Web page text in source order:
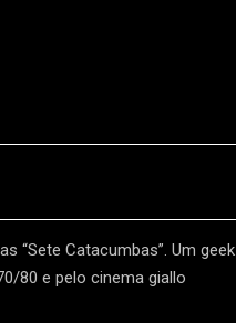
“Sete Catacumbas”. Um geek
80 e pelo cinema giallo